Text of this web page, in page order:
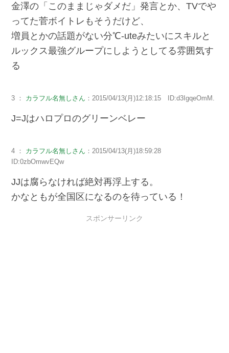
金澤の「このままじゃダメだ」発言とか、TVでや
ってた菅ボイトレもそうだけど、
増員とかの話題がない分℃-uteみたいにスキルと
ルックス最強グループにしようとしてる雰囲気す
る
3 ： カラフル名無しさん ：2015/04/13(月)12:18:15 ID:d3IgqeOmM.
J=Jはハロプロのグリーンベレー
4 ： カラフル名無しさん ：2015/04/13(月)18:59:28
ID:0zbOmwvEQw
JJは腐らなければ絶対再浮上する。
かなともが全国区になるのを待っている！
スポンサーリンク